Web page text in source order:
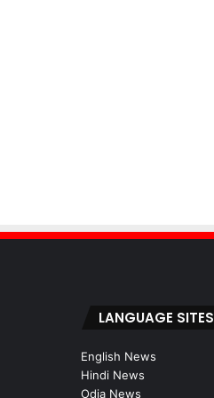
LANGUAGE SITES
English News
Hindi News
Odia News